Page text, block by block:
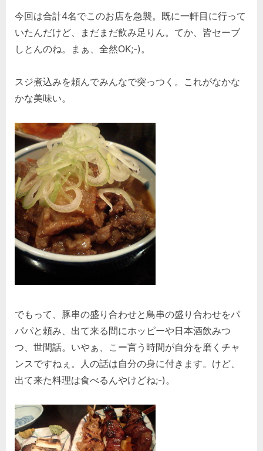
今回は合計4名でこのお店を急襲。既に一軒目に行って
いたんだけど、まだまだ飲み足りん。てか、皆セーブ
しとんのね。まぁ、全然OK;-)。
スジ煮込みを頼んでみんなで突っつく。これがなかな
かな美味い。
でもって、豚串の盛り合わせと鳥串の盛り合わせをパ
パパと頼み、出て来る間にホッピーや日本酒飲みつ
つ、世間話。いやぁ、こー言う時間が自分を磨くチャ
ンスですねぇ。人の話は自分の身に付きます。けど、
出て来た料理は食べるんやけどね;-)。